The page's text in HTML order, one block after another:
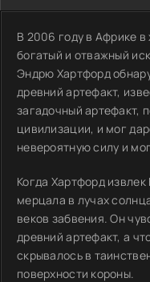
В 2006 году в Африке в
богатый и отважный
Эндрю Хартфорд
древний артефакт,
загадочный артефакт,
цивилизации, и мог
невероятную силу и
Когда Хартфорд
мерцала в лучах
веков забвения. Он
древний артефакт, а
скрывалось в
поверхности короны.